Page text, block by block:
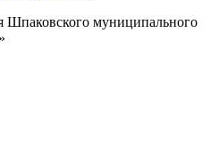
муниципального